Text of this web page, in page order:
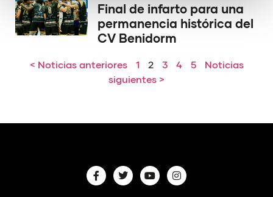
Final de infarto para una
permanencia histórica del
CV Benidorm
< Noticias anteriores 1 2 3 4 5
Noticias
siguientes >